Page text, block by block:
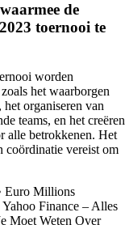
de
toernooi te
worden
het waarborgen
organiseren van
teams, en het creëren
alle betrokkenen. Het
coördinatie vereist om
Euro Millions
Yahoo Finance – Alles
Moet Weten Over